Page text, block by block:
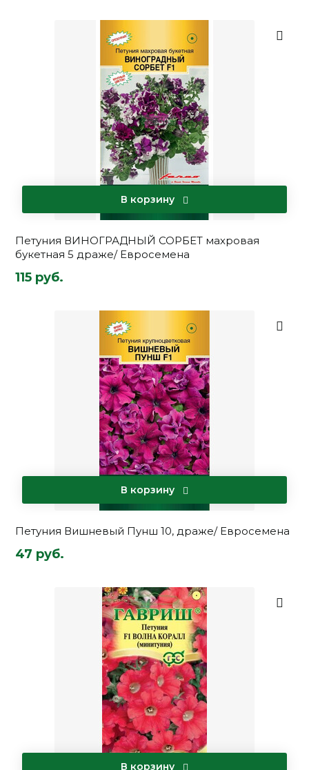
В корзину
Петуния ВИНОГРАДНЫЙ СОРБЕТ махровая
букетная 5 драже/ Евросемена
115 руб.
В корзину
Петуния Вишневый Пунш 10, драже/ Евросемена
47 руб.
В корзину